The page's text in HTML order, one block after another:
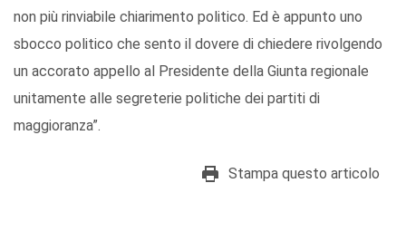
non più rinviabile chiarimento politico. Ed è appunto uno
sbocco politico che sento il dovere di chiedere rivolgendo
un accorato appello al Presidente della Giunta regionale
unitamente alle segreterie politiche dei partiti di
maggioranza”.
Stampa questo articolo